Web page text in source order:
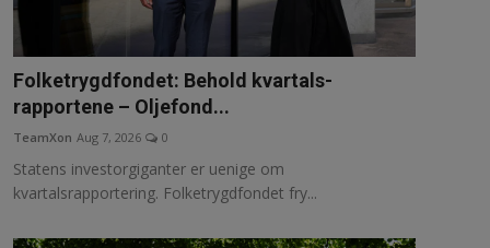
Folketrygdfondet: Behold kvartals­
rapportene – Oljefond...
TeamXon Aug 7, 2026 0
Statens investorgiganter er uenige om
kvartalsrapportering. Folketrygdfondet fry...